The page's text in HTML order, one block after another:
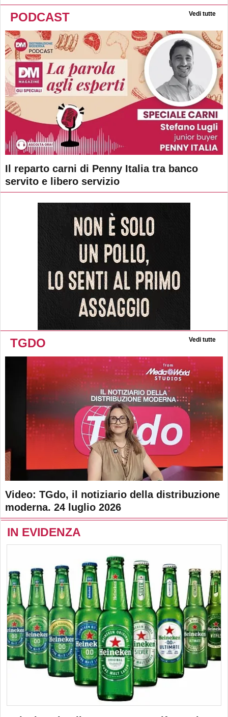
PODCAST Vedi tutte
Il reparto carni di Penny Italia tra banco
servito e libero servizio
TGDO Vedi tutte
Video: TGdo, il notiziario della distribuzione
moderna. 24 luglio 2026
IN EVIDENZA